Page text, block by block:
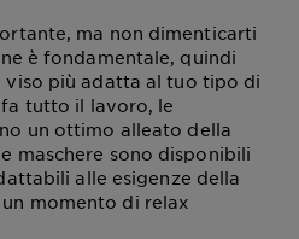
ma non dimenticarti
è fondamentale, quindi
viso più adatta al tuo tipo di
fa tutto il lavoro, le
un ottimo alleato della
maschere sono disponibili
alle esigenze della
momento di relax